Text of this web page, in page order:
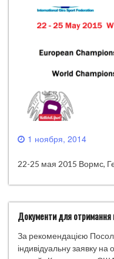
1 ноября, 2014
22-25 мая 2015 Вормс,
Документи для
За рекомендацією
індивідуальну заявку на